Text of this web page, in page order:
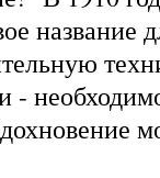
название
-